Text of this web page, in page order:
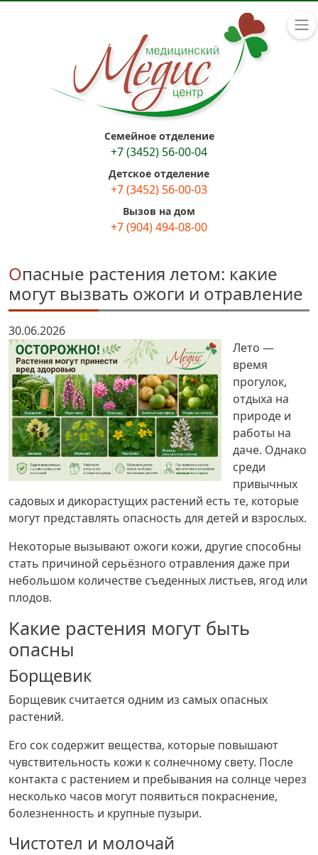
Семейное отделение
+7 (3452) 56-00-04
Детское отделение
+7 (3452) 56-00-03
Вызов на дом
+7 (904) 494-08-00
Опасные растения летом: какие
могут вызвать ожоги и отравление
30.06.2026
Лето —
время
прогулок,
отдыха на
природе и
работы на
даче. Однако
среди
привычных
садовых и дикорастущих растений есть те, которые
могут представлять опасность для детей и взрослых.
Некоторые вызывают ожоги кожи, другие способны
стать причиной серьёзного отравления даже при
небольшом количестве съеденных листьев, ягод или
плодов.
Какие растения могут быть
опасны
Борщевик
Борщевик считается одним из самых опасных
растений.
Его сок содержит вещества, которые повышают
чувствительность кожи к солнечному свету. После
контакта с растением и пребывания на солнце через
несколько часов могут появиться покраснение,
болезненность и крупные пузыри.
Чистотел и молочай